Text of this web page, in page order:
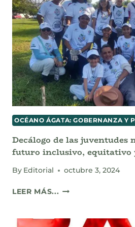
COMUNIDADES
LOCALES
EN
LA
COP16
OCÉANO ÁGATA: GOBERNANZA Y
Decálogo de las juventudes
futuro inclusivo, equitativo
By Editorial octubre 3, 2024
LEER MÁS... DECÁLOGO
JUVENTUDES